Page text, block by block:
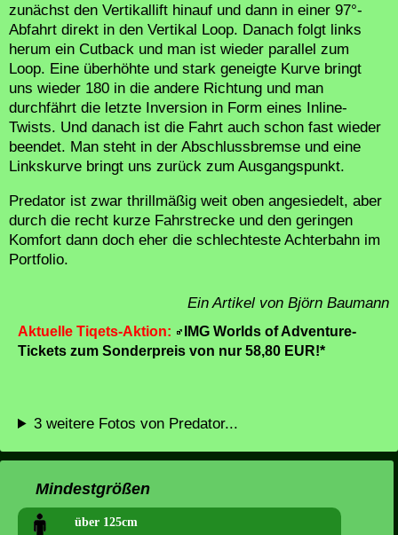
zunächst den Vertikallift hinauf und dann in einer 97°-
Abfahrt direkt in den Vertikal Loop. Danach folgt links
herum ein Cutback und man ist wieder parallel zum
Loop. Eine überhöhte und stark geneigte Kurve bringt
uns wieder 180 in die andere Richtung und man
durchfährt die letzte Inversion in Form eines Inline-
Twists. Und danach ist die Fahrt auch schon fast wieder
beendet. Man steht in der Abschlussbremse und eine
Linkskurve bringt uns zurück zum Ausgangspunkt.
Predator ist zwar thrillmäßig weit oben angesiedelt, aber
durch die recht kurze Fahrstrecke und den geringen
Komfort dann doch eher die schlechteste Achterbahn im
Portfolio.
Ein Artikel von Björn Baumann
Aktuelle Tiqets-Aktion:
IMG Worlds of Adventure-
Tickets zum Sonderpreis von nur 58,80 EUR!*
3 weitere Fotos von Predator...
Mindestgrößen
über 125cm